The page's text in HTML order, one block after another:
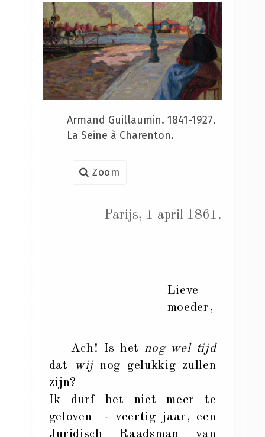
Armand Guillaumin. 1841-1927.
La Seine à Charenton.
Zoom
Parijs, 1 april 1861.
Lieve
moeder,
Ach! Is het nog wel tijd
dat
wijnog gelukkig zullen
zijn?
Ik durf het niet meer te
geloven - veertig jaar, een